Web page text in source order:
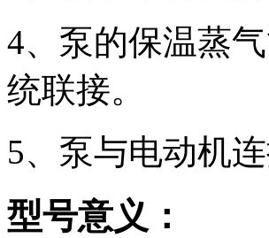
4、泵的保温蒸
统联接。
5、泵与电动机
型号意义：